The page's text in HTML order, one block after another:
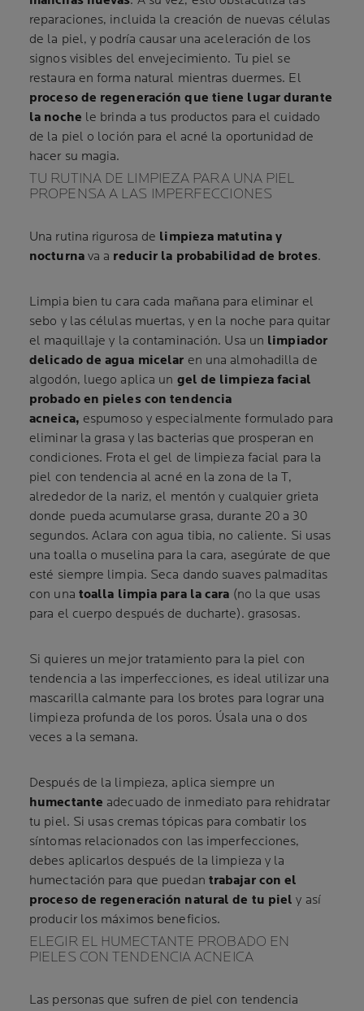
reparaciones, incluida la creación de nuevas células
de la piel, y podría causar una aceleración de los
signos visibles del envejecimiento. Tu piel se
restaura en forma natural mientras duermes. El
proceso de regeneración que tiene lugar durante
la noche le brinda a tus productos para el cuidado
de la piel o loción para el acné la oportunidad de
hacer su magia.
TU RUTINA DE LIMPIEZA PARA UNA PIEL
PROPENSA A LAS IMPERFECCIONES
Una rutina rigurosa de limpieza matutina y
nocturnava a reducir la probabilidad de brotes.
Limpia bien tu cara cada mañana para eliminar el
sebo y las células muertas, y en la noche para quitar
el maquillaje y la contaminación. Usa un limpiador
delicado de agua micelar en una almohadilla de
algodón, luego aplica un gel de limpieza facial
probado en pieles con tendencia
acneica, espumoso y especialmente formulado para
eliminar la grasa y las bacterias que prosperan en
condiciones. Frota el gel de limpieza facial para la
piel con tendencia al acné en la zona de la T,
alrededor de la nariz, el mentón y cualquier grieta
donde pueda acumularse grasa, durante 20 a 30
segundos. Aclara con agua tibia, no caliente. Si usas
una toalla o muselina para la cara, asegúrate de que
esté siempre limpia. Seca dando suaves palmaditas
con una toalla limpia para la cara (no la que usas
para el cuerpo después de ducharte). grasosas.
Si quieres un mejor tratamiento para la piel con
tendencia a las imperfecciones, es ideal utilizar una
mascarilla calmante para los brotes para lograr una
limpieza profunda de los poros. Úsala una o dos
veces a la semana.
Después de la limpieza, aplica siempre un
humectante adecuado de inmediato para rehidratar
tu piel. Si usas cremas tópicas para combatir los
síntomas relacionados con las imperfecciones,
debes aplicarlos después de la limpieza y la
humectación para que puedan trabajar con el
proceso de regeneración natural de tu piel y así
producir los máximos beneficios.
ELEGIR EL HUMECTANTE PROBADO EN
PIELES CON TENDENCIA ACNEICA
Las personas que sufren de piel con tendencia